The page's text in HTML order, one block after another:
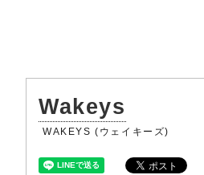
Wakeys
WAKEYS (ウェイキーズ)